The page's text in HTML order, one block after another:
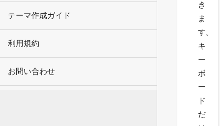
テーマ作成ガイド
利用規約
お問い合わせ
き
ま
す。
キ
ー
ボ
ー
ド
だ